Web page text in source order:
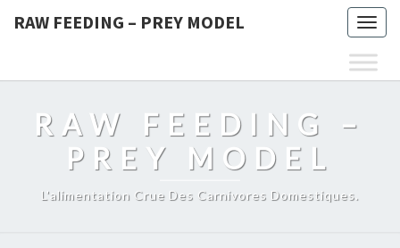
RAW FEEDING – PREY MODEL
RAW FEEDING –
PREY MODEL
L'alimentation Crue Des Carnivores Domestiques.